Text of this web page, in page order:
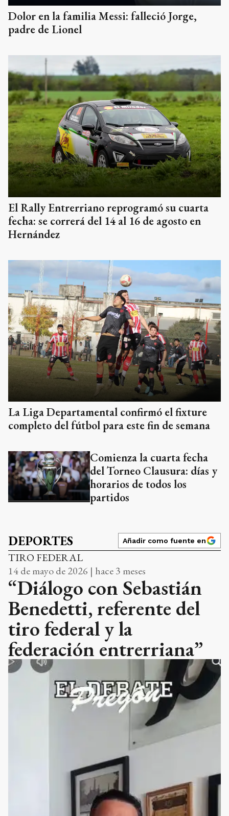
Dolor en la familia Messi: falleció Jorge,
padre de Lionel
El Rally Entrerriano reprogramó su cuarta
fecha: se correrá del 14 al 16 de agosto en
Hernández
La Liga Departamental confirmó el fixture
completo del fútbol para este fin de semana
Comienza la cuarta fecha
del Torneo Clausura: días y
horarios de todos los
partidos
DEPORTES Añadir como fuente en
TIRO FEDERAL
14 de mayo de 2026 | hace 3 meses
“Diálogo con Sebastián
Benedetti, referente del
tiro federal y la
federación entrerriana”